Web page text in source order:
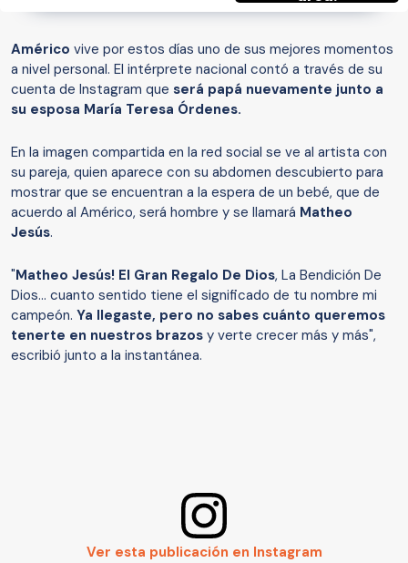
Américo vive por estos días uno de sus mejores momentos
a nivel personal. El intérprete nacional contó a través de su
cuenta de Instagram que será papá nuevamente junto a
su esposa María Teresa Órdenes.
En la imagen compartida en la red social se ve al artista con
su pareja, quien aparece con su abdomen descubierto para
mostrar que se encuentran a la espera de un bebé, que de
acuerdo al Américo, será hombre y se llamará Matheo
Jesús.
"Matheo Jesús! El Gran Regalo De Dios, La Bendición De
Dios... cuanto sentido tiene el significado de tu nombre mi
campeón. Ya llegaste, pero no sabes cuánto queremos
tenerte en nuestros brazos y verte crecer más y más",
escribió junto a la instantánea.
Ver esta publicación en Instagram